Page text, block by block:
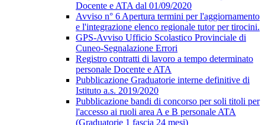
Docente e ATA dal 01/09/2020
Avviso n° 6 Apertura termini per l'aggiornamento
e l'integrazione elenco regionale tutor per tirocini.
GPS-Avviso Ufficio Scolastico Provinciale di
Cuneo-Segnalazione Errori
Registro contratti di lavoro a tempo determinato
personale Docente e ATA
Pubblicazione Graduatorie interne definitive di
Istituto a.s. 2019/2020
Pubblicazione bandi di concorso per soli titoli per
l'accesso ai ruoli area A e B personale ATA
(Graduatorie 1 fascia 24 mesi)